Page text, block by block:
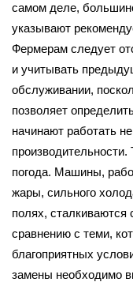
самом деле,
указывают
Фермерам следует
и учитывать
обслуживании,
позволяет
начинают работать
погода. Машины,
жары, сильного
полях,
сравнению с теми,
благоприятных
замены необходимо